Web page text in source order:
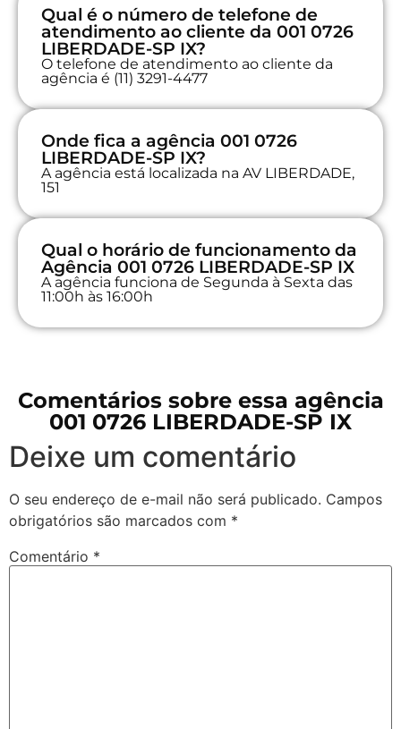
Qual é o número de telefone de
atendimento ao cliente da 001 0726
LIBERDADE-SP IX?
O telefone de atendimento ao cliente da
agência é (11) 3291-4477
Onde fica a agência 001 0726
LIBERDADE-SP IX?
A agência está localizada na AV LIBERDADE,
151
Qual o horário de funcionamento da
Agência 001 0726 LIBERDADE-SP IX
A agência funciona de Segunda à Sexta das
11:00h às 16:00h
Comentários sobre essa agência
001 0726 LIBERDADE-SP IX
Deixe um comentário
O seu endereço de e-mail não será publicado. Campos
obrigatórios são marcados com *
Comentário *